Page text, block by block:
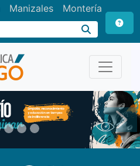
Manizales Montería